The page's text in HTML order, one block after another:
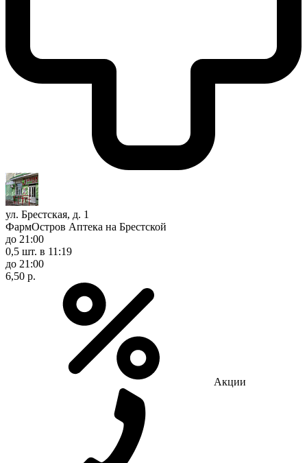
ул. Брестская, д. 1
ФармОстров Аптека на Брестской
до 21:00
0,5 шт. в 11:19
до 21:00
6,50 р.
Акции